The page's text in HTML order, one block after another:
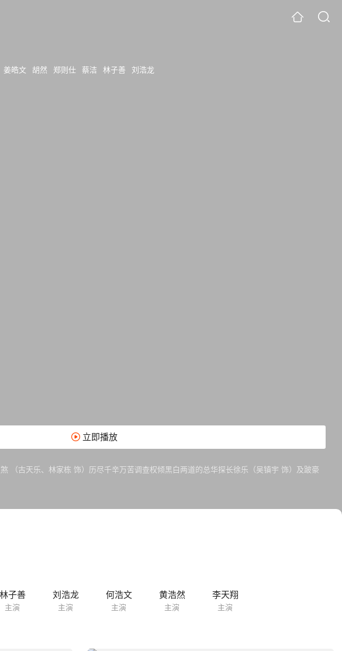
姜皓文 胡然 郑则仕 蔡洁 林子善
刘浩龙
立即播放
（古天乐、林家栋 饰）历尽千辛万苦调查权倾黑白两道的总华探长徐乐（吴镇宇 饰）及跛豪
林子善
主演
刘浩龙
主演
何浩文
主演
黄浩然
主演
李天翔
主演